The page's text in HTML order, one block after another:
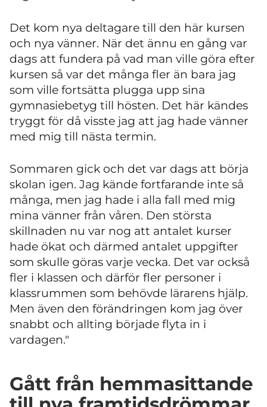
Det kom nya deltagare till den här kursen
och nya vänner. När det ännu en gång var
dags att fundera på vad man ville göra efter
kursen så var det många fler än bara jag
som ville fortsätta plugga upp sina
gymnasiebetyg till hösten. Det här kändes
tryggt för då visste jag att jag hade vänner
med mig till nästa termin.
Sommaren gick och det var dags att börja
skolan igen. Jag kände fortfarande inte så
många, men jag hade i alla fall med mig
mina vänner från våren. Den största
skillnaden nu var nog att antalet kurser
hade ökat och därmed antalet uppgifter
som skulle göras varje vecka. Det var också
fler i klassen och därför fler personer i
klassrummen som behövde lärarens hjälp.
Men även den förändringen kom jag över
snabbt och allting började flyta in i
vardagen."
Gått från hemmasittande